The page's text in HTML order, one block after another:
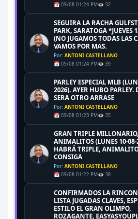
📅 09/08 01:24 PM👁️ 32
SEGUIRA LA RACHA
PARK, SARATOGA *JUEVES
(NO JUGAMOS TODAS LAS
VAMOS POR MAS.
Por: ANTONI CASTELLANO
📅 09/08 01:24 PM👁️ 39
PARLEY ESPECIAL MLB
2026). AYER HUBO PARLEY.
SERA OTRO ARRASE
Por: ANTONI CASTELLANO
📅 09/08 01:23 PM👁️ 35
GRAN TRIPLE
ANIMALITOS (LUNES 10-08-
HABRÁ TRIPLE,
CONSIGA
Por: ANTONI CASTELLANO
📅 09/08 01:22 PM👁️ 38
CONFIRMADOS LA
LISTA JUGADAS CLAVES,
ESTILO EL GRAN OLIMPO,
ROZAGANTE,